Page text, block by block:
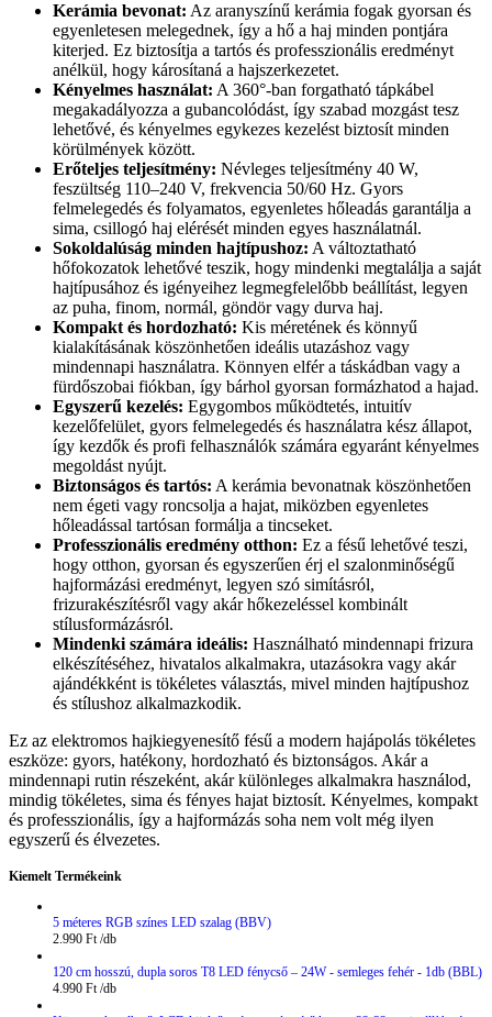
Kerámia bevonat: Az aranyszínű kerámia fogak gyorsan és
egyenletesen melegednek, így a hő a haj minden pontjára
kiterjed. Ez biztosítja a tartós és professzionális eredményt
anélkül, hogy károsítaná a hajszerkezetet.
Kényelmes használat: A 360°-ban forgatható tápkábel
megakadályozza a gubancolódást, így szabad mozgást tesz
lehetővé, és kényelmes egykezes kezelést biztosít minden
körülmények között.
Erőteljes teljesítmény: Névleges teljesítmény 40 W,
feszültség 110–240 V, frekvencia 50/60 Hz. Gyors
felmelegedés és folyamatos, egyenletes hőleadás garantálja a
sima, csillogó haj elérését minden egyes használatnál.
Sokoldalúság minden hajtípushoz: A változtatható
hőfokozatok lehetővé teszik, hogy mindenki megtalálja a saját
hajtípusához és igényeihez legmegfelelőbb beállítást, legyen
az puha, finom, normál, göndör vagy durva haj.
Kompakt és hordozható: Kis méretének és könnyű
kialakításának köszönhetően ideális utazáshoz vagy
mindennapi használatra. Könnyen elfér a táskádban vagy a
fürdőszobai fiókban, így bárhol gyorsan formázhatod a hajad.
Egyszerű kezelés: Egygombos működtetés, intuitív
kezelőfelület, gyors felmelegedés és használatra kész állapot,
így kezdők és profi felhasználók számára egyaránt kényelmes
megoldást nyújt.
Biztonságos és tartós: A kerámia bevonatnak köszönhetően
nem égeti vagy roncsolja a hajat, miközben egyenletes
hőleadással tartósan formálja a tincseket.
Professzionális eredmény otthon: Ez a fésű lehetővé teszi,
hogy otthon, gyorsan és egyszerűen érj el szalonminőségű
hajformázási eredményt, legyen szó simításról,
frizurakészítésről vagy akár hőkezeléssel kombinált
stílusformázásról.
Mindenki számára ideális: Használható mindennapi frizura
elkészítéséhez, hivatalos alkalmakra, utazásokra vagy akár
ajándékként is tökéletes választás, mivel minden hajtípushoz
és stílushoz alkalmazkodik.
Ez az elektromos hajkiegyenesítő fésű a modern hajápolás tökéletes
eszköze: gyors, hatékony, hordozható és biztonságos. Akár a
mindennapi rutin részeként, akár különleges alkalmakra használod,
mindig tökéletes, sima és fényes hajat biztosít. Kényelmes, kompakt
és professzionális, így a hajformázás soha nem volt még ilyen
egyszerű és élvezetes.
Kiemelt Termékeink
5 méteres RGB színes LED szalag (BBV)
2.990 Ft
120 cm hosszú, dupla soros T8 LED fénycső – 24W - semleges fehér - 1db (BBL)
4.990 Ft